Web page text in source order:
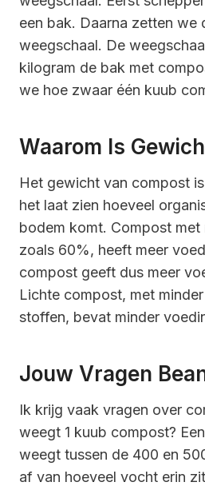
een bak. Daarna zetten we
weegschaal. De
kilogram de bak met
we hoe zwaar één kuub
Waarom Is
Het gewicht van compost
het laat zien hoeveel
bodem komt. Compost met
zoals 60%, heeft meer
compost geeft dus meer
Lichte compost, met
stoffen, bevat minder
Jouw Vragen
Ik krijg vaak vragen over
weegt 1 kuub compost?
weegt tussen de 400 en
af van hoeveel vocht erin